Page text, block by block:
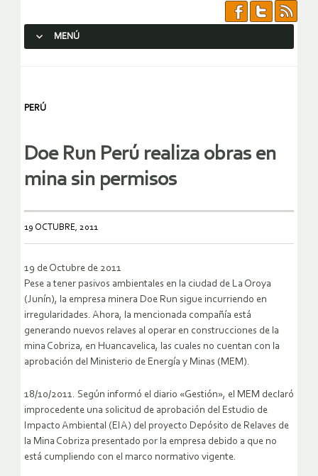
MENÚ
PERÚ
Doe Run Perú realiza obras en
mina sin permisos
19 OCTUBRE, 2011
19 de Octubre de 2011
Pese a tener pasivos ambientales en la ciudad de La Oroya
(Junín), la empresa minera Doe Run sigue incurriendo en
irregularidades. Ahora, la mencionada compañía está
generando nuevos relaves al operar en construcciones de la
mina Cobriza, en Huancavelica, las cuales no cuentan con la
aprobación del Ministerio de Energía y Minas (MEM).
18/10/2011. Según informó el diario «Gestión», el MEM declaró
improcedente una solicitud de aprobación del Estudio de
Impacto Ambiental (EIA) del proyecto Depósito de Relaves de
la Mina Cobriza presentado por la empresa debido a que no
está cumpliendo con el marco normativo vigente.